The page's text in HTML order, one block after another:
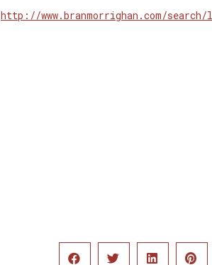
http://www.branmorrighan.com/search/